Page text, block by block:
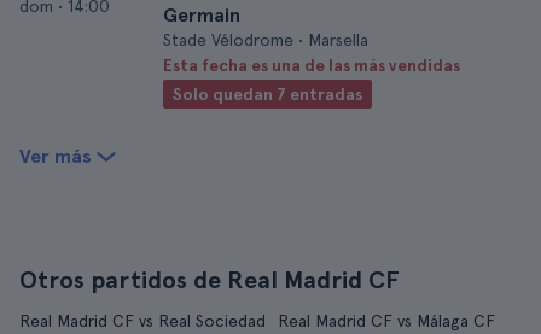
dom • 14:00
Germain
Stade Vélodrome • Marsella
Esta fecha es una de las más vendidas
Solo quedan 7 entradas
Ver más
Otros partidos de Real Madrid CF
Real Madrid CF vs Real Sociedad
Real Madrid CF vs Málaga CF